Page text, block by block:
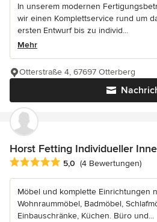
In unserem modernen
wir einen Komplettservice rund um
ersten Entwurf bis zu individ...
Mehr
Otterstraße 4, 67697 Otterberg
Horst Fetting Individueller
Durchschnittliche Bewertung: 5
5,0 (4 Bewertungen)
Möbel und komplette Einrichtungen
Wohnraummöbel, Badmöbel,
Einbauschränke, Küchen. Büro und...